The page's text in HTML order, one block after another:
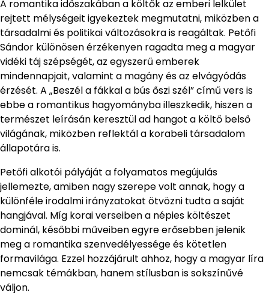
A romantika időszakában a költők az emberi lelkület
rejtett mélységeit igyekeztek megmutatni, miközben a
társadalmi és politikai változásokra is reagáltak. Petőfi
Sándor különösen érzékenyen ragadta meg a magyar
vidéki táj szépségét, az egyszerű emberek
mindennapjait, valamint a magány és az elvágyódás
érzését. A „Beszél a fákkal a bús őszi szél” című vers is
ebbe a romantikus hagyományba illeszkedik, hiszen a
természet leírásán keresztül ad hangot a költő belső
világának, miközben reflektál a korabeli társadalom
állapotára is.
Petőfi alkotói pályáját a folyamatos megújulás
jellemezte, amiben nagy szerepe volt annak, hogy a
különféle irodalmi irányzatokat ötvözni tudta a saját
hangjával. Míg korai verseiben a népies költészet
dominál, későbbi műveiben egyre erősebben jelenik
meg a romantika szenvedélyessége és kötetlen
formavilága. Ezzel hozzájárult ahhoz, hogy a magyar líra
nemcsak témákban, hanem stílusban is sokszínűvé
váljon.